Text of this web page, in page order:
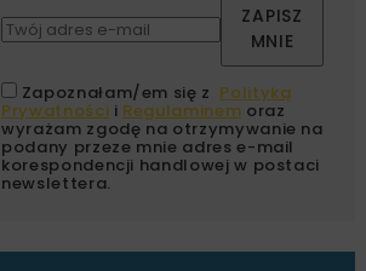
ZAPISZ
MNIE
Zapoznałam/em się z Polityką
Prywatności i Regulaminem oraz
wyrażam zgodę na otrzymywanie na
podany przeze mnie adres e-mail
korespondencji handlowej w postaci
newslettera.